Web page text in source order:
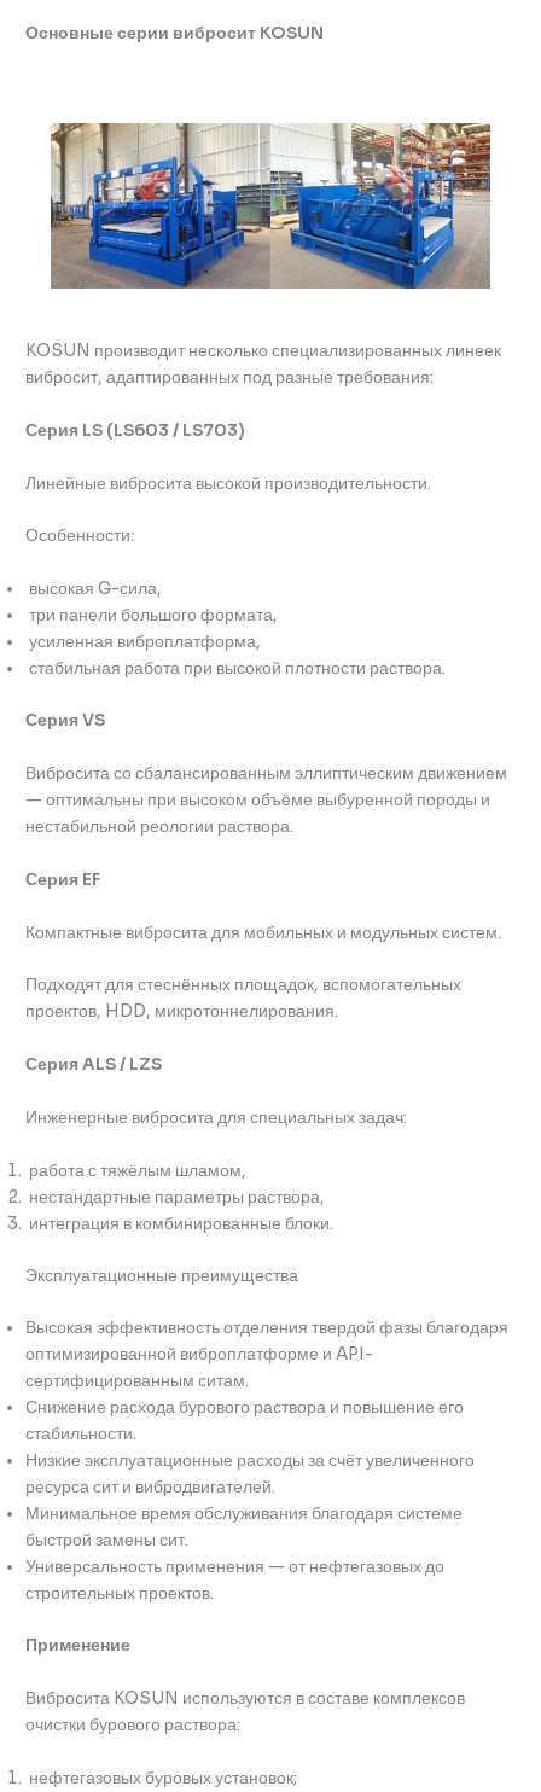
Основные серии вибросит KOSUN
KOSUN производит несколько специализированных линеек
вибросит, адаптированных под разные требования:
Серия LS (LS603 / LS703)
Линейные вибросита высокой производительности.
Особенности:
высокая G-сила,
три панели большого формата,
усиленная виброплатформа,
стабильная работа при высокой плотности раствора.
Серия VS
Вибросита со сбалансированным эллиптическим движением
— оптимальны при высоком объёме выбуренной породы и
нестабильной реологии раствора.
Серия EF
Компактные вибросита для мобильных и модульных систем.
Подходят для стеснённых площадок, вспомогательных
проектов, HDD, микротоннелирования.
Серия ALS / LZS
Инженерные вибросита для специальных задач:
работа с тяжёлым шламом,
нестандартные параметры раствора,
интеграция в комбинированные блоки.
Эксплуатационные преимущества
Высокая эффективность отделения твердой фазы благодаря
оптимизированной виброплатформе и API-
сертифицированным ситам.
Снижение расхода бурового раствора и повышение его
стабильности.
Низкие эксплуатационные расходы за счёт увеличенного
ресурса сит и вибродвигателей.
Минимальное время обслуживания благодаря системе
быстрой замены сит.
Универсальность применения — от нефтегазовых до
строительных проектов.
Применение
Вибросита KOSUN используются в составе комплексов
очистки бурового раствора:
нефтегазовых буровых установок;